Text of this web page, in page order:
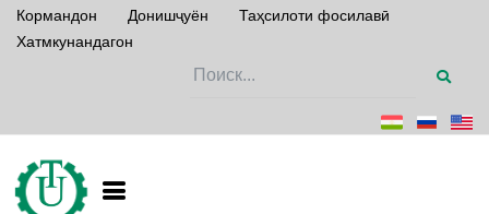
Кормандон Донишҷуён
Таҳсилоти фосилавӣ
Хатмкунандагон